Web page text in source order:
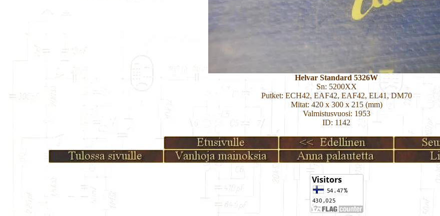
Helvar Standard 5326W
Sn: 5200XX
Putket: ECH42, EAF42, EAF42, EL41, DM70
Mitat: 420 x 300 x 215 (mm)
Valmistusvuosi: 1953
ID: 1142